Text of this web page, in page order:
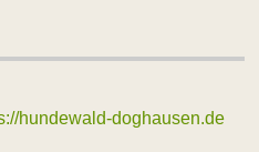
hundewald-doghausen.de